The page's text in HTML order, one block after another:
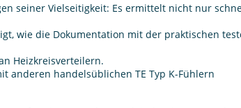
seiner Vielseitigkeit: Es ermittelt nicht nur
wie die Dokumentation mit der praktischen
Heizkreisverteilern.
anderen handelsüblichen TE Typ K-Fühlern